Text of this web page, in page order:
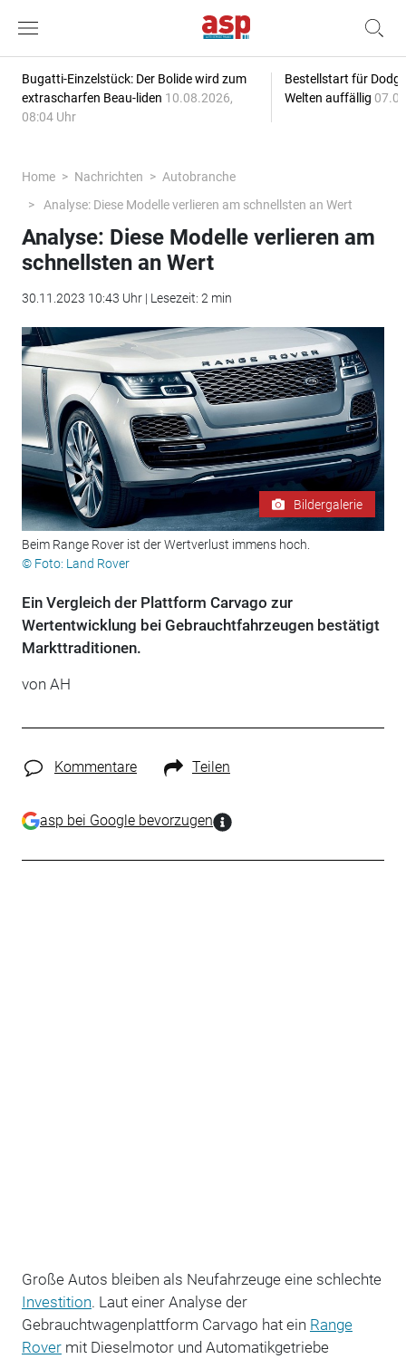
Bugatti-Einzelstück: Der Bolide wird zum
extrascharfen Beau-liden 10.08.2026,
08:04 Uhr
Bestellstart für
Welten auffällig
Home Nachrichten
Autobranche
Analyse: Diese Modelle verlieren am schnellsten an Wert
Analyse: Diese Modelle verlieren am
schnellsten an Wert
30.11.2023 10:43 Uhr | Lesezeit: 2 min
Bildergalerie
Beim Range Rover ist der Wertverlust immens hoch.
© Foto: Land Rover
Ein Vergleich der Plattform Carvago zur
Wertentwicklung bei Gebrauchtfahrzeugen bestätigt
Markttraditionen.
von AH
Kommentare Teilen
asp bei Google bevorzugen
Große Autos bleiben als Neufahrzeuge eine schlechte
Investition. Laut einer Analyse der
Gebrauchtwagenplattform Carvago hat ein Range
Rovermit Dieselmotor und Automatikgetriebe